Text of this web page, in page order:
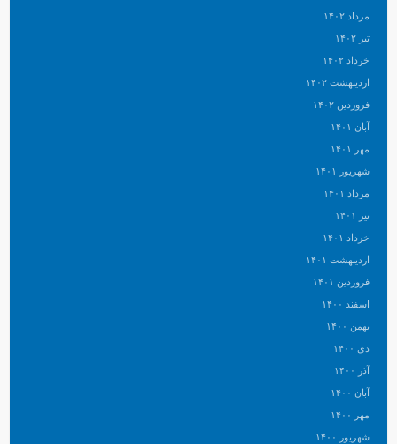
مرداد ۱۴۰۲
تیر ۱۴۰۲
خرداد ۱۴۰۲
اردیبهشت ۱۴۰۲
فروردین ۱۴۰۲
آبان ۱۴۰۱
مهر ۱۴۰۱
شهریور ۱۴۰۱
مرداد ۱۴۰۱
تیر ۱۴۰۱
خرداد ۱۴۰۱
اردیبهشت ۱۴۰۱
فروردین ۱۴۰۱
اسفند ۱۴۰۰
بهمن ۱۴۰۰
دی ۱۴۰۰
آذر ۱۴۰۰
آبان ۱۴۰۰
مهر ۱۴۰۰
شهریور ۱۴۰۰